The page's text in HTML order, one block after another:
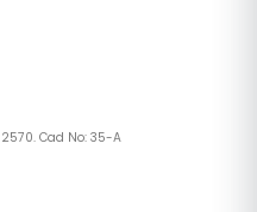
Cad No: 35-A